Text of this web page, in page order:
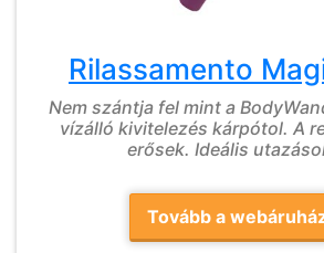
Rilassamento
Nem szántja fel mint a
vízálló kivitelezés kárpótol. A
erősek. Ideális
Tovább a